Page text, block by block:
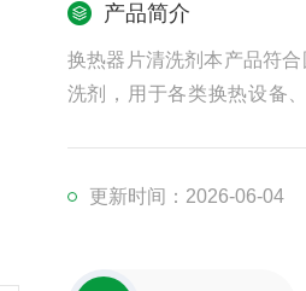
产品简介
换热器片清洗剂本产品符
洗剂，用于各类换热设备
更新时间：2026-06-04